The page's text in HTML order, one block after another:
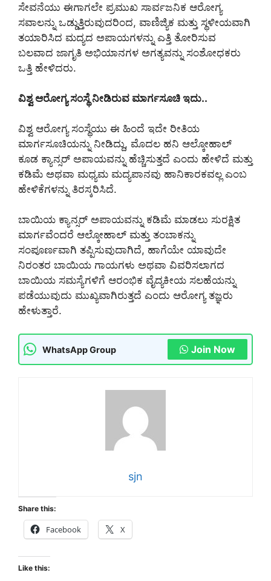
ಸೇವನೆಯು ಈಗಾಗಲೇ ಪ್ರಮುಖ ಸಾರ್ವಜನಿಕ ಆರೋಗ್ಯ
ಸವಾಲನ್ನು ಒಡ್ಡುತ್ತಿರುವುದರಿಂದ, ವಾಣಿಜ್ಯಿಕ ಮತ್ತು ಸ್ಥಳೀಯವಾಗಿ
ತಯಾರಿಸಿದ ಮದ್ಯದ ಅಪಾಯಗಳನ್ನು ಎತ್ತಿ ತೋರಿಸುವ
ಬಲವಾದ ಜಾಗೃತಿ ಅಭಿಯಾನಗಳ ಅಗತ್ಯವನ್ನು ಸಂಶೋಧಕರು
ಒತ್ತಿ ಹೇಳಿದರು.
ವಿಶ್ವ ಆರೋಗ್ಯ ಸಂಸ್ಥೆ ನೀಡಿರುವ ಮಾರ್ಗಸೂಚಿ ಇದು..
ವಿಶ್ವ ಆರೋಗ್ಯ ಸಂಸ್ಥೆಯು ಈ ಹಿಂದೆ ಇದೇ ರೀತಿಯ
ಮಾರ್ಗಸೂಚಿಯನ್ನು ನೀಡಿದ್ದು, ಮೊದಲ ಹನಿ ಆಲ್ಕೋಹಾಲ್
ಕೂಡ ಕ್ಯಾನ್ಸರ್ ಅಪಾಯವನ್ನು ಹೆಚ್ಚಿಸುತ್ತದೆ ಎಂದು ಹೇಳಿದೆ ಮತ್ತು
ಕಡಿಮೆ ಅಥವಾ ಮಧ್ಯಮ ಮದ್ಯಪಾನವು ಹಾನಿಕಾರಕವಲ್ಲ ಎಂಬ
ಹೇಳಿಕೆಗಳನ್ನು ತಿರಸ್ಕರಿಸಿದೆ.
ಬಾಯಿಯ ಕ್ಯಾನ್ಸರ್ ಅಪಾಯವನ್ನು ಕಡಿಮೆ ಮಾಡಲು ಸುರಕ್ಷಿತ
ಮಾರ್ಗವೆಂದರೆ ಆಲ್ಕೋಹಾಲ್ ಮತ್ತು ತಂಬಾಕನ್ನು
ಸಂಪೂರ್ಣವಾಗಿ ತಪ್ಪಿಸುವುದಾಗಿದೆ, ಹಾಗೆಯೇ ಯಾವುದೇ
ನಿರಂತರ ಬಾಯಿಯ ಗಾಯಗಳು ಅಥವಾ ವಿವರಿಸಲಾಗದ
ಬಾಯಿಯ ಸಮಸ್ಯೆಗಳಿಗೆ ಆರಂಭಿಕ ವೈದ್ಯಕೀಯ ಸಲಹೆಯನ್ನು
ಪಡೆಯುವುದು ಮುಖ್ಯವಾಗಿರುತ್ತದೆ ಎಂದು ಆರೋಗ್ಯ ತಜ್ಞರು
ಹೇಳುತ್ತಾರೆ.
WhatsApp Group Join Now
sjn
Share this:
Facebook X
Like this: